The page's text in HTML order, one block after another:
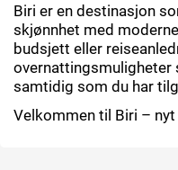
Biri er en destinasjon
skjønnhet med
budsjett eller
overnattingsmuligheter
samtidig som du har
Velkommen til Biri –